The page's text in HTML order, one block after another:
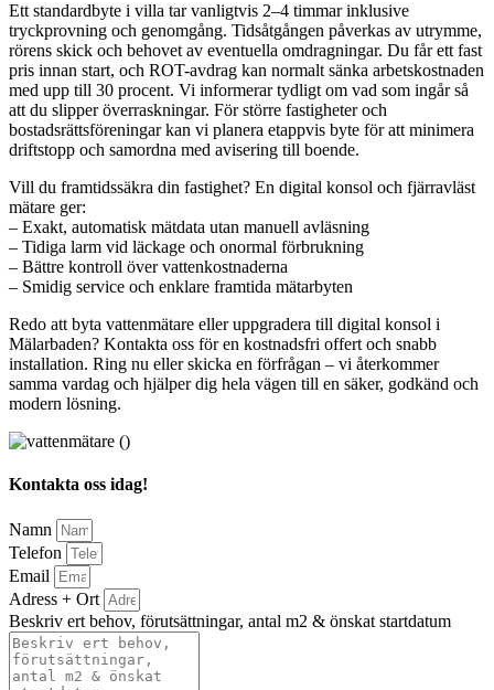
Ett standardbyte i villa tar vanligtvis 2–4 timmar inklusive
tryckprovning och genomgång. Tidsåtgången påverkas av utrymme,
rörens skick och behovet av eventuella omdragningar. Du får ett fast
pris innan start, och ROT-avdrag kan normalt sänka arbetskostnaden
med upp till 30 procent. Vi informerar tydligt om vad som ingår så
att du slipper överraskningar. För större fastigheter och
bostadsrättsföreningar kan vi planera etappvis byte för att minimera
driftstopp och samordna med avisering till boende.
Vill du framtidssäkra din fastighet? En digital konsol och fjärravläst
mätare ger:
– Exakt, automatisk mätdata utan manuell avläsning
– Tidiga larm vid läckage och onormal förbrukning
– Bättre kontroll över vattenkostnaderna
– Smidig service och enklare framtida mätarbyten
Redo att byta vattenmätare eller uppgradera till digital konsol i
Mälarbaden? Kontakta oss för en kostnadsfri offert och snabb
installation. Ring nu eller skicka en förfrågan – vi återkommer
samma vardag och hjälper dig hela vägen till en säker, godkänd och
modern lösning.
Kontakta oss idag!
Namn
Telefon
Email
Adress + Ort
Beskriv ert behov, förutsättningar, antal m2 & önskat startdatum